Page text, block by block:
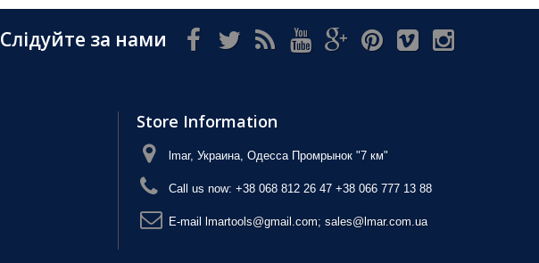
Слідуйте за нами
Store Information
lmar, Украина, Одесса Промрынок "7 км"
Call us now: +38 068 812 26 47 +38 066 777 13 88
E-maіl lmartools@gmail.com; sales@lmar.com.ua